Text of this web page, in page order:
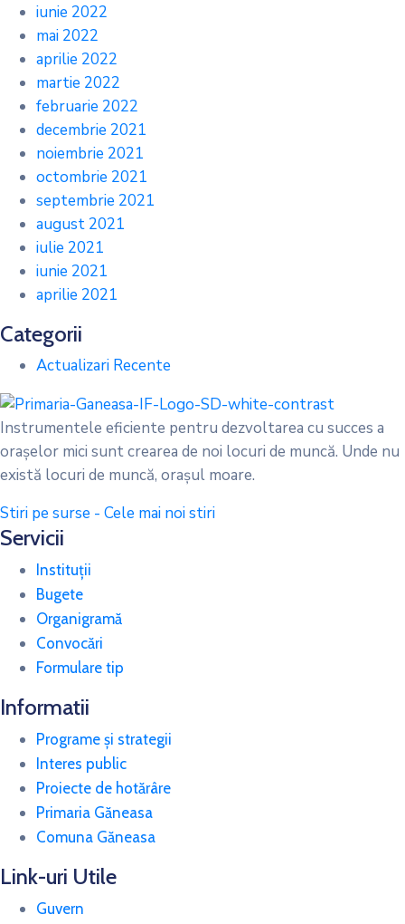
iunie 2022
mai 2022
aprilie 2022
martie 2022
februarie 2022
decembrie 2021
noiembrie 2021
octombrie 2021
septembrie 2021
august 2021
iulie 2021
iunie 2021
aprilie 2021
Categorii
Actualizari Recente
Instrumentele eficiente pentru dezvoltarea cu succes a
oraşelor mici sunt crearea de noi locuri de muncă. Unde nu
există locuri de muncă, oraşul moare.
Stiri pe surse - Cele mai noi stiri
Servicii
Instituții
Bugete
Organigramă
Convocări
Formulare tip
Informatii
Programe și strategii
Interes public
Proiecte de hotărâre
Primaria Găneasa
Comuna Găneasa
Link-uri Utile
Guvern